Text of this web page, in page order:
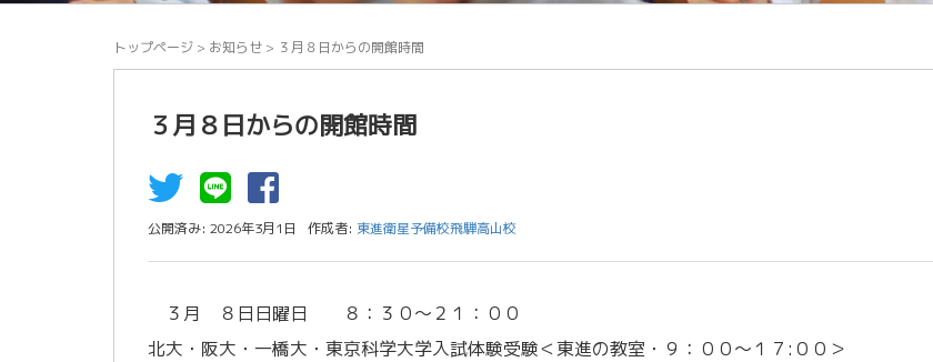
トップページ > お知らせ > ３月８日からの開館時間
３月８日からの開館時間
公開済み: 2026年3月1日 作成者: 東進衛星予備校飛騨高山校
３月 ８日日曜日 ８：３０～２１：００
北大・阪大・一橋大・東京科学大学入試体験受験＜東進の教室・９：００～１７:００＞